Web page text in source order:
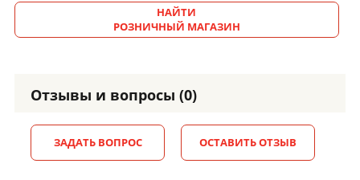
НАЙТИ
РОЗНИЧНЫЙ МАГАЗИН
Отзывы и вопросы (0)
ЗАДАТЬ ВОПРОС ОСТАВИТЬ ОТЗЫВ